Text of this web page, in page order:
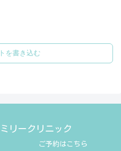
を書き込む
リークリニック
ご予約はこちら